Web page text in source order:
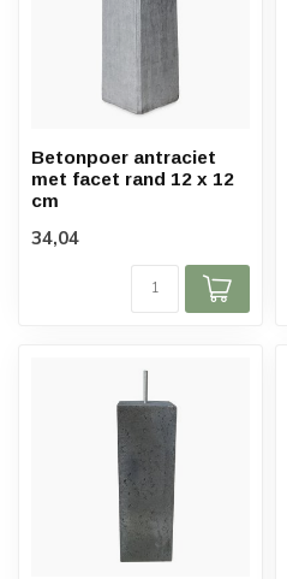
Betonpoer antraciet
met facet rand 12 x 12
cm
34,04